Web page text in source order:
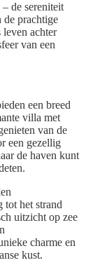
de sereniteit
prachtige
leven achter
van een
een breed
villa met
van de
een gezellig
de haven kunt
tot het strand
uitzicht op zee
charme en
kust.